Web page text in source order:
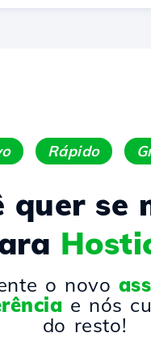
Rápido
quer se
o novo
e nós
do resto!